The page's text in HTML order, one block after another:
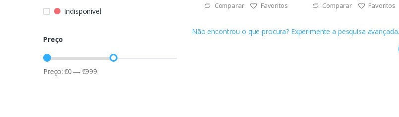
Indisponível
Preço
Preço:€0 — €999
Comparar Favoritos Comparar Favoritos
Não encontrou o que procura? Experimente a pesquisa avançada.